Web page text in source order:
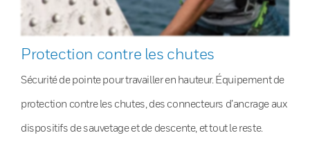
Protection contre les chutes
Sécurité de pointe pour travailler en hauteur. Équipement de
protection contre les chutes, des connecteurs d’ancrage aux
dispositifs de sauvetage et de descente, et tout le reste.